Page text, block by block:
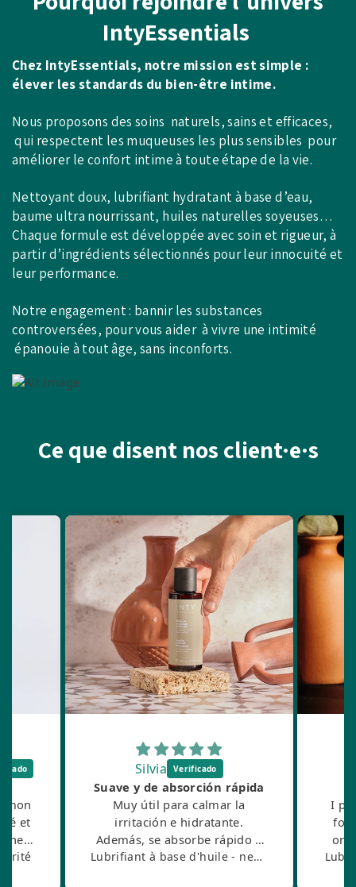
IntyEssentials
Chez IntyEssentials, notre mission est simple :
élever les standards du bien-être intime.
Nous proposons des soins naturels, sains et efficaces,
qui respectent les muqueuses les plus sensibles pour
améliorer le confort intime à toute étape de la vie.
Nettoyant doux, lubrifiant hydratant à base d’eau,
baume ultra nourrissant, huiles naturelles soyeuses…
Chaque formule est développée avec soin et rigueur, à
partir d’ingrédients sélectionnés pour leur innocuité et
leur performance.
Notre engagement : bannir les substances
controversées, pour vous aider à vivre une intimité
épanouie à tout âge, sans inconforts.
Ce que disent nos client·e·s
mon
et
bien
Silvia
Suave y de absorción rápida
Muy útil para calmar la
irritación e hidratante.
Además, se absorbe rápido y
no te deja sensación pringosa.
Lubrifiant à base d'huile - neutre
I
for